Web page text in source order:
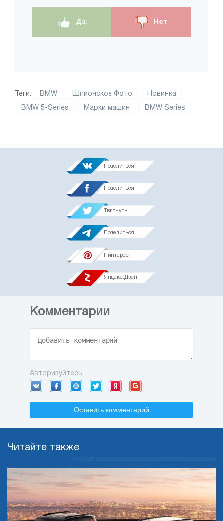
Да Нет
Теги: BMW Шпионское Фото Новинка
BMW 5-Series Марки машин BMW Series
Поделиться
Поделиться
Твитнуть
Поделиться
Пинтерест
Яндекс.Дзен
Комментарии
Авторизуйтесь
Оставить комментарий
Читайте также